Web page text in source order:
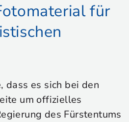
für
dass es sich bei den
um offizielles
des Fürstentums